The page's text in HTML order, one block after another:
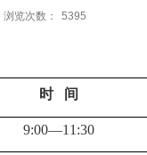
浏览次数： 5395
时 间
9:00—11:30